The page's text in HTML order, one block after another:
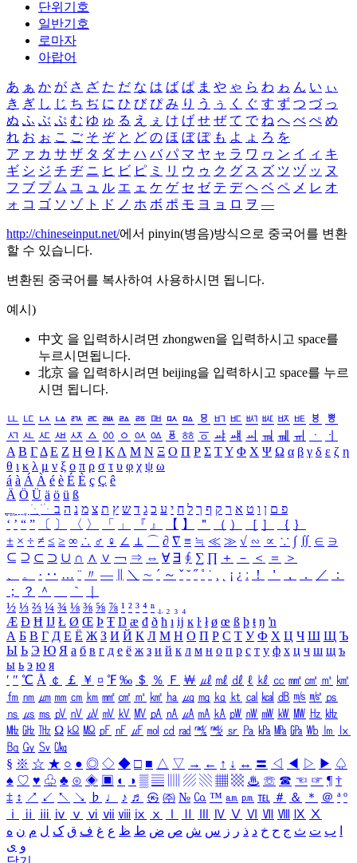
단위기호
일반기호
로마자
아랍어
あ ぁ か が さ ざ た だ な は ば ぱ ま や ゃ ら わ ゎ ん い ぃ
き ぎ し じ ち ぢ に ひ び ぴ み り う ぅ く ぐ す ず つ づ っ
ぬ ふ ぶ ぷ む ゆ ゅ る え ぇ け げ せ ぜ て で ね へ べ ぺ め
れ お ぉ こ ご そ ぞ と ど の ほ ぼ ぽ も よ ょ ろ を
ア ァ カ サ ザ タ ダ ナ ハ バ パ マ ヤ ャ ラ ワ ヮ ン イ ィ キ
ギ シ ジ チ ヂ ニ ヒ ビ ピ ミ リ ウ ゥ ク グ ス ズ ツ ヅ ッ ヌ
フ ブ プ ム ユ ュ ル エ ェ ケ ゲ セ ゼ テ デ ヘ ベ ペ メ レ オ
ォ コ ゴ ソ ゾ ト ド ノ ホ ボ ポ モ ヨ ョ ロ ヲ ―
http://chineseinput.net/에서 pinyin(병음)방식으로 중국어를 변환
할 수 있습니다.
변환된 중국어를 복사하여 사용하시면 됩니다.
예시)
中文 을 입력하시려면 zhongwen을 입력하시고 space를
누르시면됩니다.
北京 을 입력하시려면 beijing을 입력하시고 space를 누르
시면 됩니다.
ㅥ ㅦ ㅧ ㅨ ㅩ ㅪ ㅫ ㅬ ㅭ ㅮ ㅯ ㅰ ㅱ ㅲ ㅳ ㅴ ㅵ ㅶ ㅷ ㅸ
ㅹ
ㅺ ㅻ ㅼ ㅽ ㅾ ㅿ ㆀ ㆁ ㆂ ㆃ ㆄ ㆅ ㆆ ㆇ ㆈ ㆉ ㆊ ㆋ ㆌ ㆍ
ㆎ
Α Β ΓΔ Ε Ζ Η Θ Ι ΚΛ Μ Ν Ξ Ο Π Ρ Σ ΤΥ Φ Χ Ψ Ω α β γ δ ε ζ η
θ ι κ λ μ ν ξ ο π ρ σ τ υ φ χ ψ ω
á à Á À é è É È ç Ç ê
Ä Ö Ü ä ö ü ß
ִֶֹ ֻּ ׁׂ פ ם ן ו ט א ר ק ף ך ל ח י ע כ ג ד ש ץ ת צ מ נ ה ב
‘ ’ “ ” 〔 〕 〈 〉 「 」 『 』 【 】 ＂ （ ） ［ ］ ｛ ｝
± × ÷ ≠ ≤ ≥ ∞ ∴ ♂ ♀ ∠ ⊥ ⌒ ∂ ∇ ≡ ≒ ≪ ≫ √ ∽ ∝ ∵ ∫ ∬ ∈ ∋
⊆ ⊇ ⊂ ⊃ ∪ ∩ ∧ ∨ ￢ ⇒ ⇔ ∀ ∃ ∮ ∑ ∏ ＋ － ＜ ＝
＞
、
。 · ‥ … ¨ 〃 ― ＼ ∼ ´ ～ ˇ ˘ ˝ ˚ ˙ ¸ ¡ ¿ ː ！ ＇ ， ． ／
：
；
？ ＾ ｀
½ ⅓ ⅔ ¼ ¾ ⅛ ⅜ ⅝ ⅞ ¹ ² ³ ⁴ ⁿ ₁ ₂ ₃ ₄
Æ Ð Ħ Ĳ Ł Ø Œ Þ Ŧ Ŋ æ đ ð ħ ı ĳ ĸ ŀ ł ø œ ß þ ŧ ŋ ŉ
А Б В Г Д Е Ё Ж З И Й К Л М Н О П Р С Т У Ф Х Ц Ч Ш Щ Ъ
Ы Ь Э Ю Я а б в г д е ё ж з и й к л м н о п р с т у ф х ц ч ш щ ъ
ы ь э ю я
′ ″ ℃ Å ￠ ￡ ￥ ¤ ℉ ‰ ＄ ％ Ｆ ￦ ㎕ ㎖ ㎗ ℓ ㎘ ㏄ ㎣ ㎤ ㎥ ㎦
㎙ ㎚ ㎛ ㎜ ㎝ ㎞ ㎟ ㎠ ㎡ ㎢ ㏊ ㎍ ㎎ ㎏ ㏏ ㎈ ㎉ ㏈ ㎧ ㎨ ㎰
㎱ ㎲ ㎳ ㎴ ㎵ ㎶ ㎷ ㎸ ㎹ ㎀ ㎁ ㎂ ㎃ ㎄ ㎺ ㎻ ㎽ ㎾ ㎿ ㎐ ㎑
㎒ ㎓ ㎔ Ω ㏀ ㏁ ㎊ ㎋ ㎌ ㏖ ㏅ ㎭ ㎮ ㎯ ㏛ ㎩ ㎪ ㎫ ㎬ ㏝ ㏐
㏓
㏃ ㏉ ㏜ ㏆
§ ※ ☆ ★ ○ ● ◎ ◇ ◆ □ ■ △ ▽ → ← ↑ ↓ ↔ 〓 ◁ ◀ ▷ ▶ ♤
♠ ♡ ♥ ♧ ♣ ⊙ ◈ ▣ ◐ ◑ ▒ ▤ ▨ ▧ ▦ ▩ ♨ ☏ ☎ ☜ ☞ ¶ †
‡ ↕ ↗ ↙ ↖ ↘ ♭ ♩ ♪ ♬ ㉿ ㈜ № ㏇ ™ ㏂ ㏘ ℡ ＃ ＆ ＊ ＠ ª º
ⅰ
ⅱ ⅲ ⅳ ⅴ ⅵ ⅶ ⅷ ⅸ ⅹ Ⅳ Ⅴ Ⅵ Ⅶ Ⅷ Ⅸ Ⅹ
ب ت ث ج ح خ د ذ ر ز س ش ص ض ط ظ ع غ ف ق ک ل م ن ه
و ی